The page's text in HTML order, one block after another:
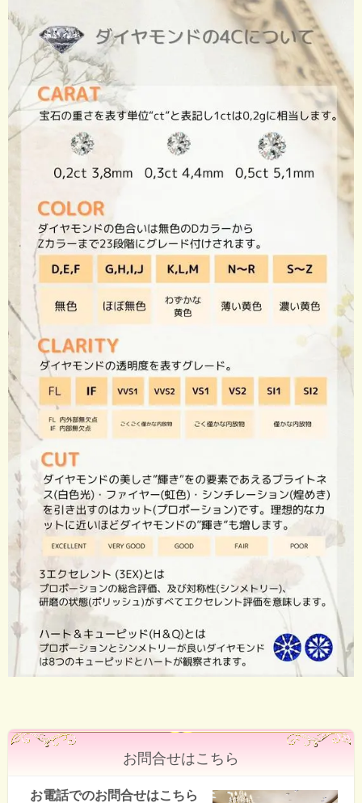
お問合せはこちら
お電話でのお問合せはこちら